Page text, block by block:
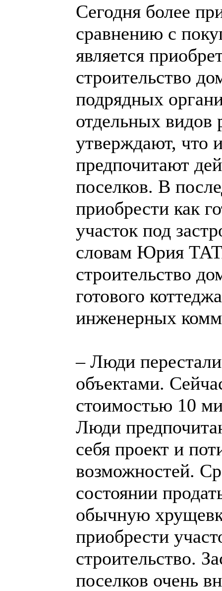
Сегодня более
сравнению с
является
строительство
подрядных
отдельных видов
утверждают, что
предпочитают
поселков. В
приобрести как
участок под
словам Юрия
строительство
готового
инженерных
– Люди
объектами.
стоимостью 10
Люди
себя проект и
возможностей.
состоянии
обычную
приобрести
строительство.
поселков очень